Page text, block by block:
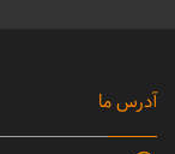
آدرس ما